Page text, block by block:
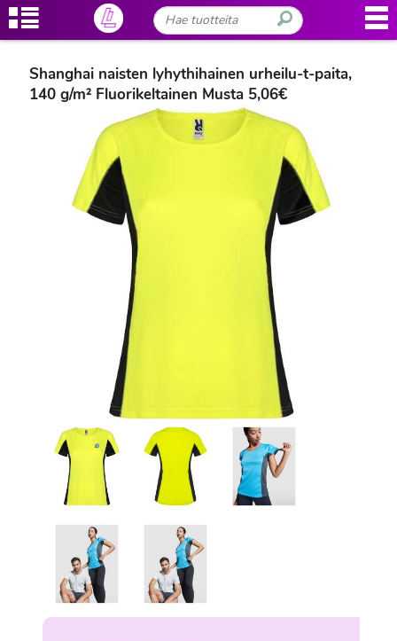
Shanghai naisten lyhythihainen urheilu-t-paita,
140 g/m² Fluorikeltainen Musta 5,06€